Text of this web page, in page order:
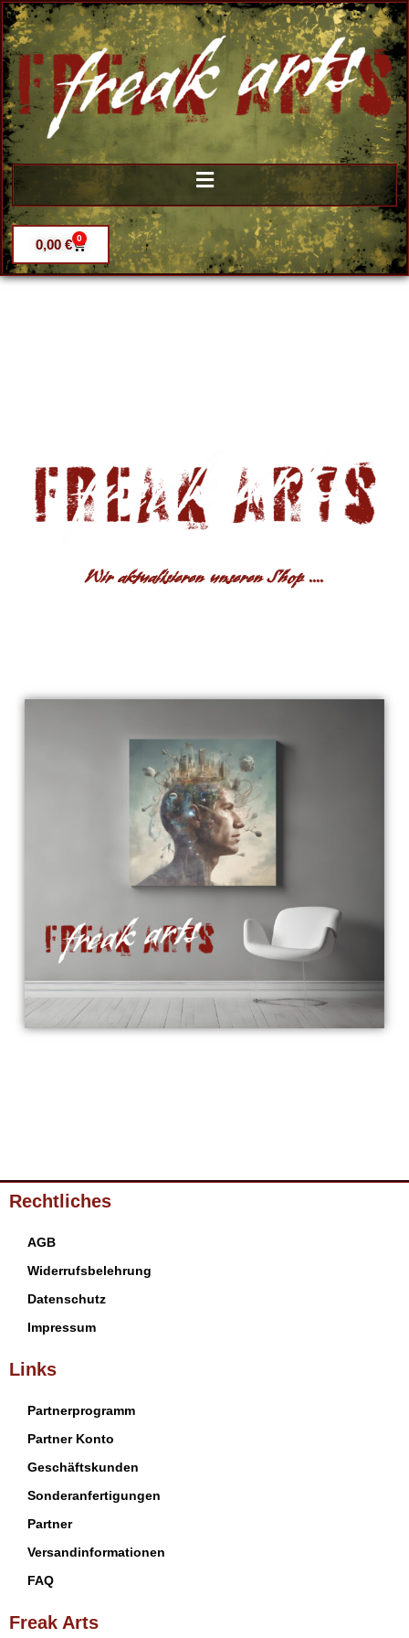
0,00 € 0
Wir aktualisieren unseren Shop ....
Rechtliches
AGB
Widerrufsbelehrung
Datenschutz
Impressum
Links
Partnerprogramm
Partner Konto
Geschäftskunden
Sonderanfertigungen
Partner
Versandinformationen
FAQ
Freak Arts